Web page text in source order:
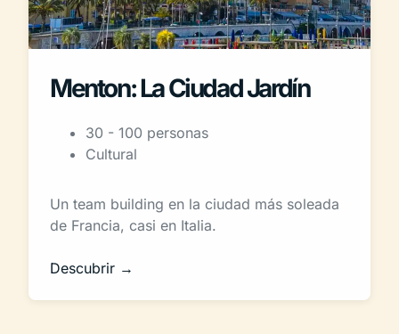
Menton: La Ciudad Jardín
30 - 100 personas
Cultural
Un team building en la ciudad más soleada
de Francia, casi en Italia.
Descubrir →